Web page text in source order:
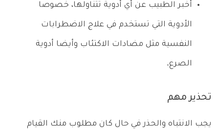
أخبر الطبيب عن أي أدوية تتناولها، خصوصا
الأدوية التي تستخدم في علاج الاضطرابات
النفسية مثل مضادات الاكتئاب وأيضا أدوية
الصرع.
تحذير مهم
يجب الانتباه والحذر في حال كان مطلوب منك القيام